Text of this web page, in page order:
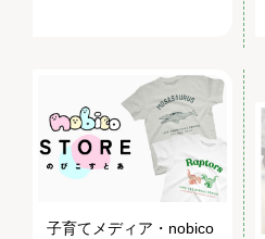
子育てメディア・nobico